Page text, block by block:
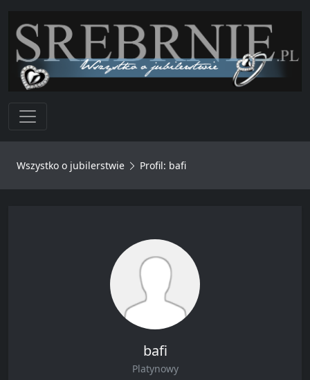
Toggle navigation
Wszystko o jubilerstwie Profil: bafi
bafi
Platynowy